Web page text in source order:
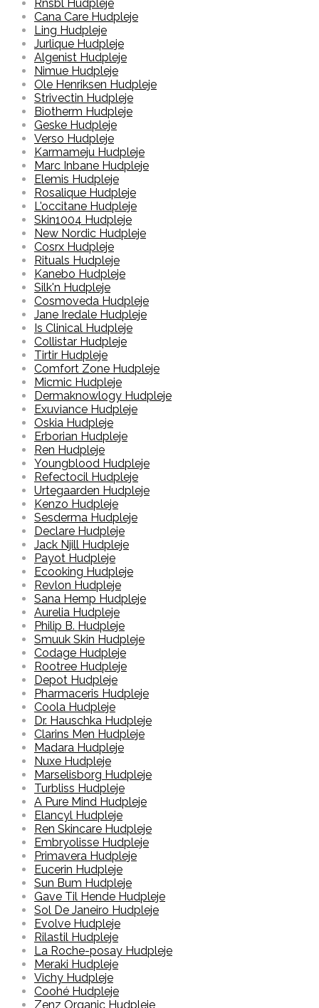
Rnsbl Hudpleje
Cana Care Hudpleje
Ling Hudpleje
Jurlique Hudpleje
Algenist Hudpleje
Nimue Hudpleje
Ole Henriksen Hudpleje
Strivectin Hudpleje
Biotherm Hudpleje
Geske Hudpleje
Verso Hudpleje
Karmameju Hudpleje
Marc Inbane Hudpleje
Elemis Hudpleje
Rosalique Hudpleje
L'occitane Hudpleje
Skin1004 Hudpleje
New Nordic Hudpleje
Cosrx Hudpleje
Rituals Hudpleje
Kanebo Hudpleje
Silk'n Hudpleje
Cosmoveda Hudpleje
Jane Iredale Hudpleje
Is Clinical Hudpleje
Collistar Hudpleje
Tirtir Hudpleje
Comfort Zone Hudpleje
Micmic Hudpleje
Dermaknowlogy Hudpleje
Exuviance Hudpleje
Oskia Hudpleje
Erborian Hudpleje
Ren Hudpleje
Youngblood Hudpleje
Refectocil Hudpleje
Urtegaarden Hudpleje
Kenzo Hudpleje
Sesderma Hudpleje
Declare Hudpleje
Jack Njill Hudpleje
Payot Hudpleje
Ecooking Hudpleje
Revlon Hudpleje
Sana Hemp Hudpleje
Aurelia Hudpleje
Philip B. Hudpleje
Smuuk Skin Hudpleje
Codage Hudpleje
Rootree Hudpleje
Depot Hudpleje
Pharmaceris Hudpleje
Coola Hudpleje
Dr. Hauschka Hudpleje
Clarins Men Hudpleje
Madara Hudpleje
Nuxe Hudpleje
Marselisborg Hudpleje
Turbliss Hudpleje
A Pure Mind Hudpleje
Elancyl Hudpleje
Ren Skincare Hudpleje
Embryolisse Hudpleje
Primavera Hudpleje
Eucerin Hudpleje
Sun Bum Hudpleje
Gave Til Hende Hudpleje
Sol De Janeiro Hudpleje
Evolve Hudpleje
Rilastil Hudpleje
La Roche-posay Hudpleje
Meraki Hudpleje
Vichy Hudpleje
Coohé Hudpleje
Zenz Organic Hudpleje